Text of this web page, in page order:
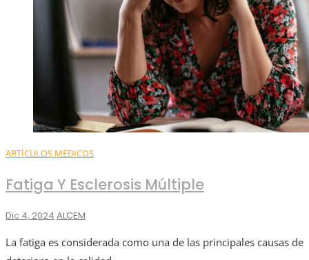
ARTÍCULOS MÉDICOS
Fatiga Y Esclerosis Múltiple
Dic 4, 2024 ALCEM
La fatiga es considerada como una de las principales causas de